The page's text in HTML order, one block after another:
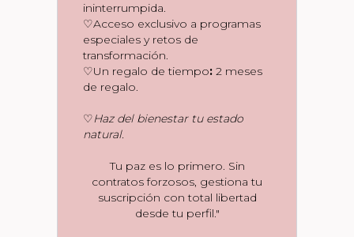
ininterrumpida.
♡Acceso exclusivo a programas
especiales y retos de
transformación.
♡Un regalo de tiempo: 2 meses
de regalo.
♡Haz del bienestar tu estado
natural.
Tu paz es lo primero. Sin
contratos forzosos, gestiona tu
suscripción con total libertad
desde tu perfil."